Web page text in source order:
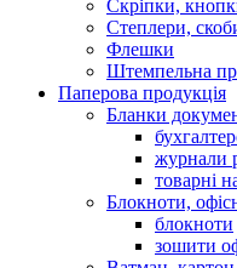
Скріпки,
Степлери,
Флешки
Штемпельна
Паперова продукція
Бланки
журнали
товарні
Блокноти,
блокноти
зошити